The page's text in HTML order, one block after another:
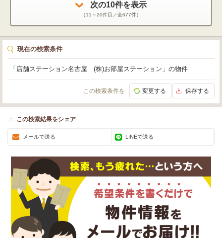
次の10件を表示
（11～20件目／全677件）
現在の検索条件
「店舗ステーション名古屋 (株)お部屋ステーション」の物件
この検索条件を 変更する 保存する
この検索結果をシェア
メールで送る LINEで送る